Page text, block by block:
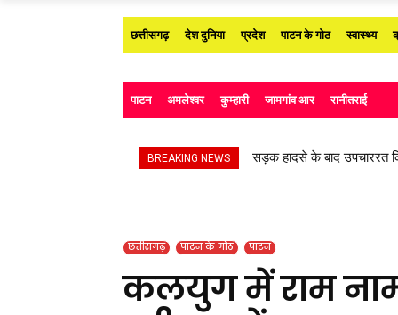
छत्तीसगढ़ देश दुनिया प्रदेश पाटन के गोठ स्वास्थ्य
पाटन अमलेश्वर कुम्हारी जामगांव आर रानीतराई
BREAKING NEWS सड़क हादसे के बाद उपचाररत
सांकरा में सुना “मन की बात”
छत्तीसगढ़ पाटन के गोठ पाटन
कलयुग में राम नाम